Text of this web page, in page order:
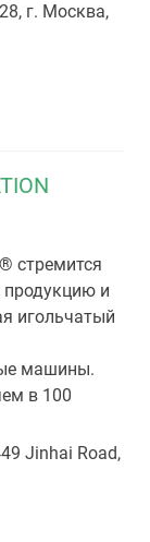
г. Москва,
стремится
продукцию и
игольчатый
машины.
в 100
Jinhai Road,